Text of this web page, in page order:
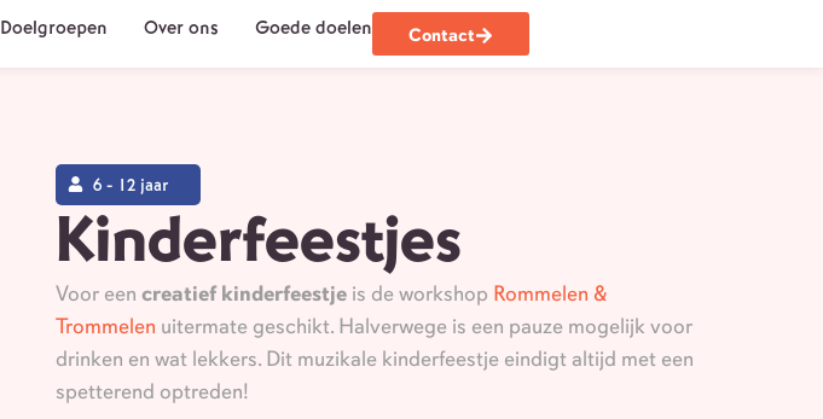
Doelgroepen Over ons Goede doelen Contact
6 - 12 jaar
Kinderfeestjes
Voor eencreatief kinderfeestje is de workshop Rommelen &
Trommelen uitermate geschikt. Halverwege is een pauze mogelijk voor
drinken en wat lekkers. Dit muzikale kinderfeestje eindigt altijd met een
spetterend optreden!